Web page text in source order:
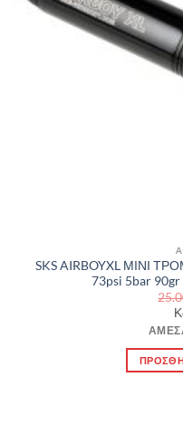
SKS AIRBOYXL ΜΙΝΙ
73psi 5bar